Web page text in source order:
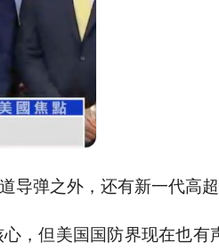
弹之外，还有新一代高超
，但美国国防界现在也